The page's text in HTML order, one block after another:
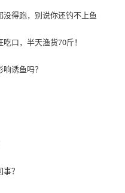
得跑，别说你还钓不上鱼
口，半天渔货70斤！
诱鱼吗？
？